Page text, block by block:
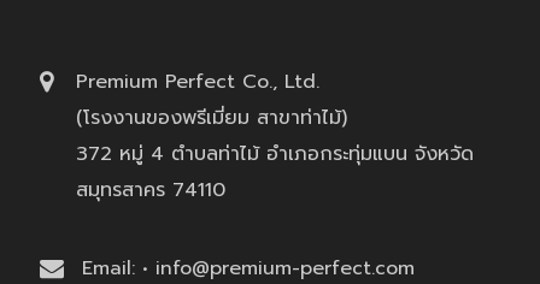
Premium Perfect Co., Ltd.
(โรงงานของพรีเมี่ยม สาขาท่าไม้)
372 หมู่ 4 ตำบลท่าไม้ อำเภอกระทุ่มแบน จังหวัด
สมุทรสาคร 74110
Email: • info@premium-perfect.com